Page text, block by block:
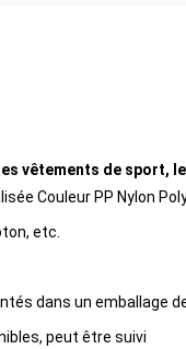
vêtements de sport,
Couleur PP Nylon
etc.
dans un emballage
peut être suivi